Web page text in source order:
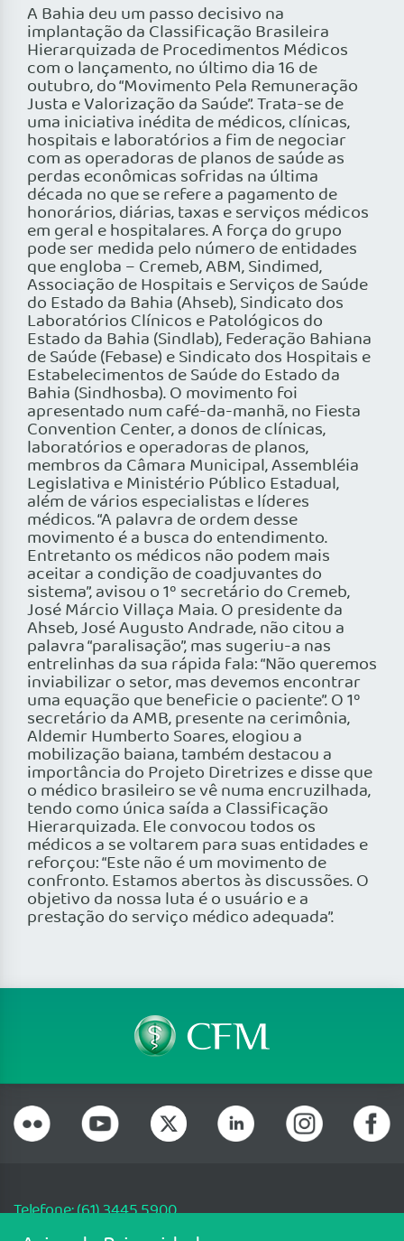
A Bahia deu um passo decisivo na
implantação da Classificação Brasileira
Hierarquizada de Procedimentos Médicos
com o lançamento, no último dia 16 de
outubro, do “Movimento Pela Remuneração
Justa e Valorização da Saúde”. Trata-se de
uma iniciativa inédita de médicos, clínicas,
hospitais e laboratórios a fim de negociar
com as operadoras de planos de saúde as
perdas econômicas sofridas na última
década no que se refere a pagamento de
honorários, diárias, taxas e serviços médicos
em geral e hospitalares. A força do grupo
pode ser medida pelo número de entidades
que engloba – Cremeb, ABM, Sindimed,
Associação de Hospitais e Serviços de Saúde
do Estado da Bahia (Ahseb), Sindicato dos
Laboratórios Clínicos e Patológicos do
Estado da Bahia (Sindlab), Federação Bahiana
de Saúde (Febase) e Sindicato dos Hospitais e
Estabelecimentos de Saúde do Estado da
Bahia (Sindhosba). O movimento foi
apresentado num café-da-manhã, no Fiesta
Convention Center, a donos de clínicas,
laboratórios e operadoras de planos,
membros da Câmara Municipal, Assembléia
Legislativa e Ministério Público Estadual,
além de vários especialistas e líderes
médicos. “A palavra de ordem desse
movimento é a busca do entendimento.
Entretanto os médicos não podem mais
aceitar a condição de coadjuvantes do
sistema”, avisou o 1º secretário do Cremeb,
José Márcio Villaça Maia. O presidente da
Ahseb, José Augusto Andrade, não citou a
palavra “paralisação”, mas sugeriu-a nas
entrelinhas da sua rápida fala: “Não queremos
inviabilizar o setor, mas devemos encontrar
uma equação que beneficie o paciente”. O 1º
secretário da AMB, presente na cerimônia,
Aldemir Humberto Soares, elogiou a
mobilização baiana, também destacou a
importância do Projeto Diretrizes e disse que
o médico brasileiro se vê numa encruzilhada,
tendo como única saída a Classificação
Hierarquizada. Ele convocou todos os
médicos a se voltarem para suas entidades e
reforçou: “Este não é um movimento de
confronto. Estamos abertos às discussões. O
objetivo da nossa luta é o usuário e a
prestação do serviço médico adequada”.
Telefone: (61) 3445 5900
Email: cfm@portalmedico.org.br